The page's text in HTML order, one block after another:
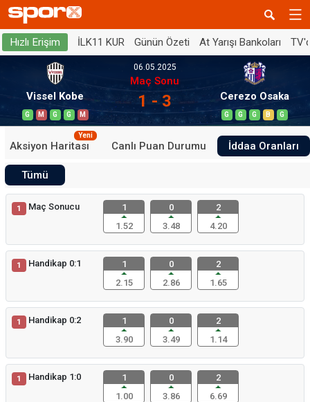
Hızlı Erişim İLK11 KUR Günün Özeti At Yarışı Bankoları
Vissel Kobe
G M G G M
06.05.2025
Maç Sonu
1 - 3 Cerezo Osaka
G G G B G
Aksiyon Haritası
Yeni
Canlı Puan Durumu İddaa Oranları
Tümü
1 Maç Sonucu
1
1.52
0
3.48
2
4.20
1 Handikap 0:1
1
2.15
0
2.86
2
1.65
1 Handikap 0:2
1
3.90
0
3.49
2
1.14
1 Handikap 1:0
1
1.00
0
3.86
2
6.69